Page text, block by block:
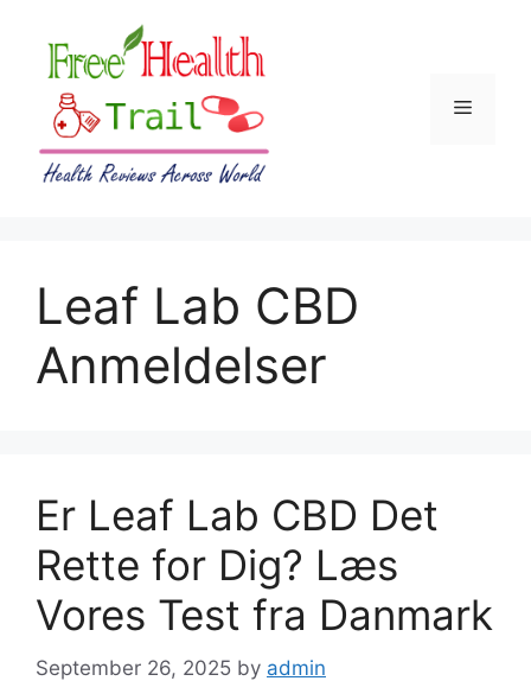
content
Menu
Leaf Lab CBD
Anmeldelser
Er Leaf Lab CBD Det
Rette for Dig? Læs
Vores Test fra Danmark
September 26, 2025 by admin